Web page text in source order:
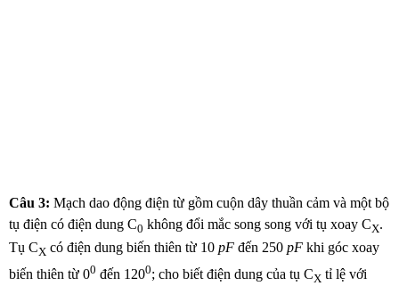
Câu 3: Mạch dao động điện từ gồm cuộn dây thuần cảm và một bộ
tụ điện có điện dung C0 không đổi mắc song song với tụ xoay CX.
Tụ CX có điện dung biến thiên từ 10 pF đến 250 pF khi góc xoay
biến thiên từ 00 đến 1200; cho biết điện dung của tụ CX tỉ lệ với